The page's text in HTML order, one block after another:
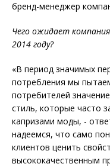
бренд-менеджер
Чего ожидает
2014 году?
«В период значимых
потребления мы
потребителей
стиль, которые часто
капризами моды, -
надеемся, что само
клиентов ценить
высококачественным